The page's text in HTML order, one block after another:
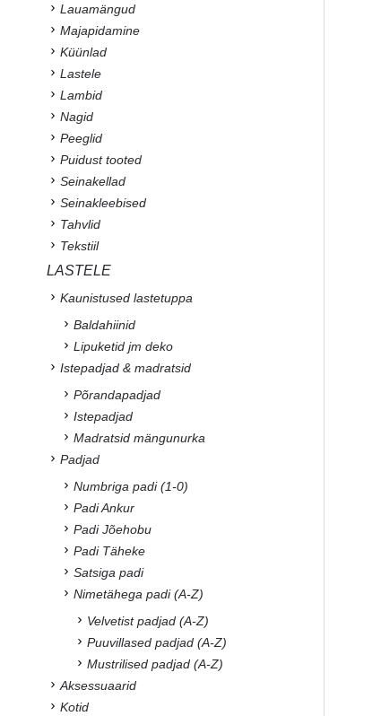
Lauamängud
Majapidamine
Küünlad
Lastele
Lambid
Nagid
Peeglid
Puidust tooted
Seinakellad
Seinakleebised
Tahvlid
Tekstiil
LASTELE
Kaunistused lastetuppa
Baldahiinid
Lipuketid jm deko
Istepadjad & madratsid
Põrandapadjad
Istepadjad
Madratsid mängunurka
Padjad
Numbriga padi (1-0)
Padi Ankur
Padi Jõehobu
Padi Täheke
Satsiga padi
Nimetähega padi (A-Z)
Velvetist padjad (A-Z)
Puuvillased padjad (A-Z)
Mustrilised padjad (A-Z)
Aksessuaarid
Kotid